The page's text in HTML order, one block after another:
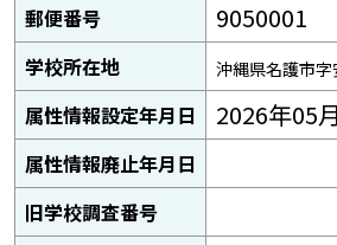
郵便番号 9050001
学校所在地 沖縄県名護市
属性情報設定年月日 2026年05
属性情報廃止年月日
旧学校調査番号